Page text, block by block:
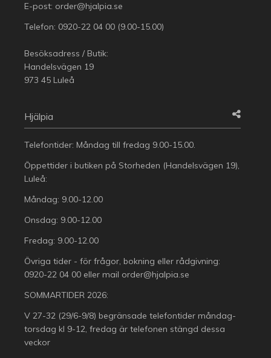
E-post: order@hjalpia.se
Telefon: 0920-22 04 00 (9.00-15.00)
Besöksadress / Butik:
Handelsvägen 19
973 45 Luleå
Hjälpia
Telefontider: Måndag till fredag 9.00-15.00.
Öppettider i butiken på Storheden (Handelsvägen 19),
Luleå:
Måndag: 9.00-12.00
Onsdag: 9.00-12.00
Fredag: 9.00-12.00
Övriga tider - för frågor, bokning eller rådgivning:
0920-22 04 00 eller mail order@hjalpia.se
SOMMARTIDER 2026:
V 27-32 (29/6-9/8) begränsade telefontider måndag-
torsdag kl 9-12, fredag är telefonen stängd dessa
veckor